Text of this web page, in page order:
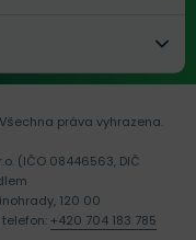
práva vyhrazena.
(IČO 08446563, DIČ
120 00
+420 704 183 785